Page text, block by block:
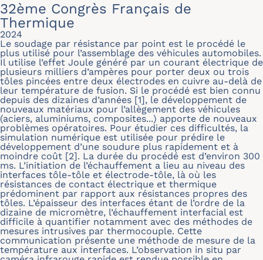
32ème Congrès Français de
Thermique
2024
Le soudage par résistance par point est le procédé le
plus utilisé pour l’assemblage des véhicules automobiles.
Il utilise l’effet Joule généré par un courant électrique de
plusieurs milliers d’ampères pour porter deux ou trois
tôles pincées entre deux électrodes en cuivre au-delà de
leur température de fusion. Si le procédé est bien connu
depuis des dizaines d’années [1], le développement de
nouveaux matériaux pour l’allègement des véhicules
(aciers, aluminiums, composites...) apporte de nouveaux
problèmes opératoires. Pour étudier ces difficultés, la
simulation numérique est utilisée pour prédire le
développement d’une soudure plus rapidement et à
moindre coût [2]. La durée du procédé est d’environ 300
ms. L’initiation de l’échauffement a lieu au niveau des
interfaces tôle-tôle et électrode-tôle, là où les
résistances de contact électrique et thermique
prédominent par rapport aux résistances propres des
tôles. L’épaisseur des interfaces étant de l’ordre de la
dizaine de micromètre, l’échauffement interfacial est
difficile à quantifier notamment avec des méthodes de
mesures intrusives par thermocouple. Cette
communication présente une méthode de mesure de la
température aux interfaces. L’observation in situ par